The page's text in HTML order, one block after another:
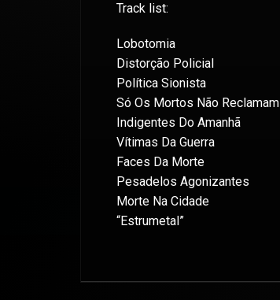
Track list:
Lobotomia
Distorção Policial
Política Sionista
Só Os Mortos Não Reclamam
Indigentes Do Amanhã
Vítimas Da Guerra
Faces Da Morte
Pesadelos Agonizantes
Morte Na Cidade
“Estrumetal”